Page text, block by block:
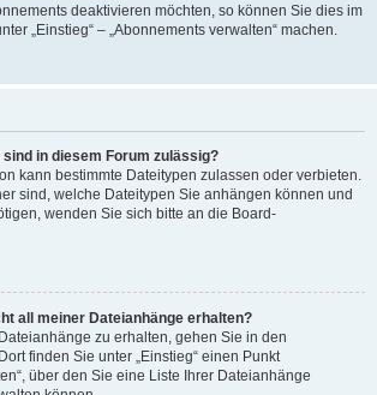
deaktivieren möchten, so können Sie dies im
„Einstieg“ – „Abonnements verwalten“ machen.
in diesem Forum zulässig?
kann bestimmte Dateitypen zulassen oder verbieten.
sind, welche Dateitypen Sie anhängen können und
wenden Sie sich bitte an die Board-
all meiner Dateianhänge erhalten?
zu erhalten, gehen Sie in den
finden Sie unter „Einstieg“ einen Punkt
über den Sie eine Liste Ihrer Dateianhänge